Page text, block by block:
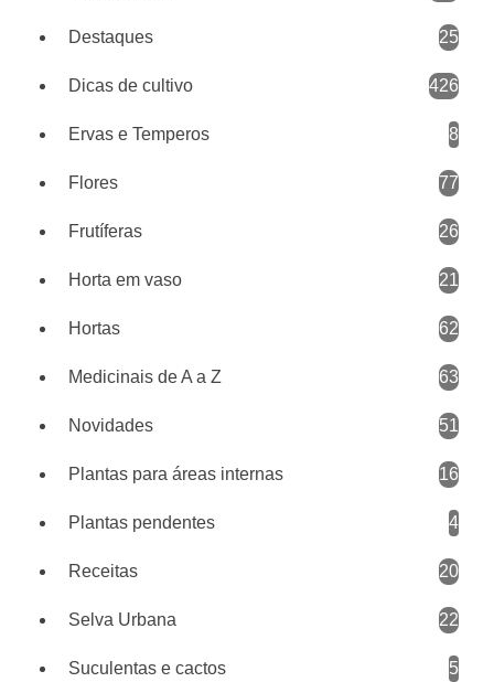
Destaques 25
Dicas de cultivo 426
Ervas e Temperos 8
Flores 77
Frutíferas 26
Horta em vaso 21
Hortas 62
Medicinais de A a Z 63
Novidades 51
Plantas para áreas internas 16
Plantas pendentes 4
Receitas 20
Selva Urbana 22
Suculentas e cactos 5